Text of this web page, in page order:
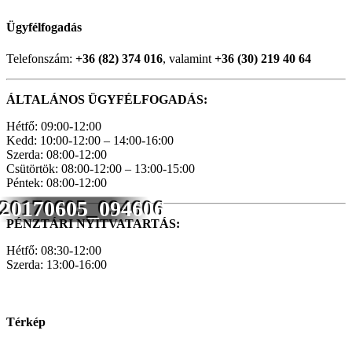
20170605_094606
Ügyfélfogadás
Telefonszám: +36 (82) 374 016, valamint +36 (30) 219 40 64
ÁLTALÁNOS ÜGYFÉLFOGADÁS:
Hétfő: 09:00-12:00
Kedd: 10:00-12:00 – 14:00-16:00
Szerda: 08:00-12:00
Csütörtök: 08:00-12:00 – 13:00-15:00
Péntek: 08:00-12:00
PÉNZTÁRI NYITVATARTÁS:
Hétfő: 08:30-12:00
Szerda: 13:00-16:00
Térkép